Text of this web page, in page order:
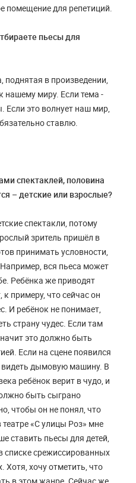
помещение для репетиций.
пьесы для
поднятая в произведении,
нашему миру. Если тема -
Если это волнует наш мир,
ставлю.
спектаклей, половина
– детские или взрослые?
спектакли, потому
зритель пришёл в
принимать условности,
вся пьеса может
Ребёнка же приводят
примеру, что сейчас он
И ребёнок не понимает,
страну чудес. Если там
это должно быть
Если на сцене появился
дымовую машину. В
ребёнок верит в чудо, и
быть сыграно
чтобы он не понял, что
«С улицы Роз» мне
ставить пьесы для детей,
списке срежиссированных
Хотя, хочу отметить, что